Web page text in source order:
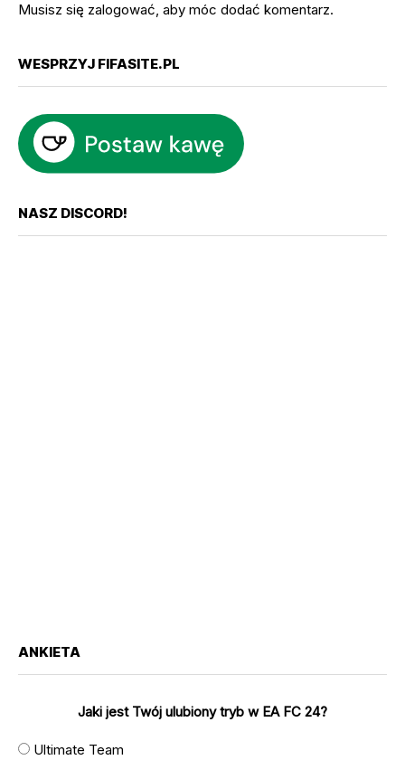
Musisz się zalogować, aby móc dodać komentarz.
WESPRZYJ FIFASITE.PL
NASZ DISCORD!
ANKIETA
Jaki jest Twój ulubiony tryb w EA FC 24?
Ultimate Team